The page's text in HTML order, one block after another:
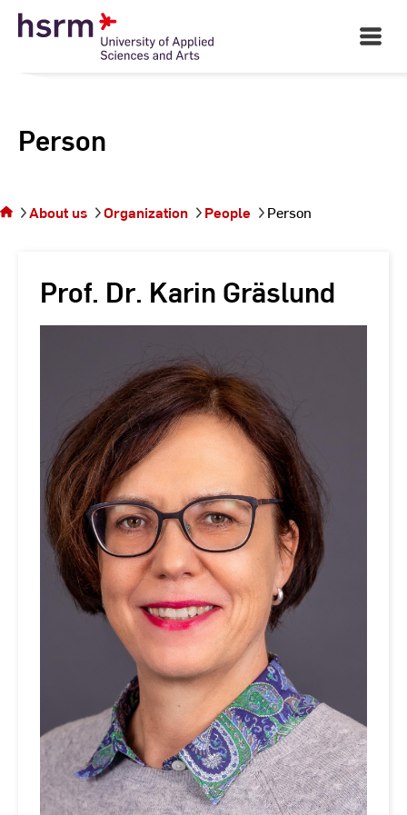
Skip
Open
Main
Person
the
About us Organization People Person
Prof. Dr. Karin Gräslund